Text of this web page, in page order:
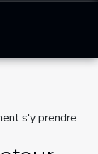
s'y prendre